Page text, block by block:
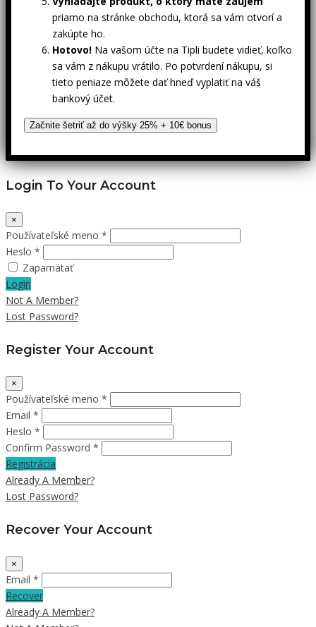
priamo na stránke obchodu, ktorá sa vám otvorí a
zakúpte ho.
Hotovo! Na vašom účte na Tipli budete vidieť, koľko
sa vám z nákupu vrátilo. Po potvrdení nákupu, si
tieto peniaze môžete dať hneď vyplatiť na váš
bankový účet.
Začnite šetriť až do výšky 25% + 10€ bonus
Login To Your Account
×
Používateľské meno *
Heslo *
Zapamätať
Login
Not A Member?
Lost Password?
Register Your Account
×
Používateľské meno *
Email *
Heslo *
Confirm Password *
Registrácia
Already A Member?
Lost Password?
Recover Your Account
×
Email *
Recover
Already A Member?